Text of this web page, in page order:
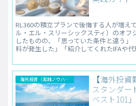
RL360の積立プランで後悔する人が増え
ル・エル・スリーシックスティ）のオフ
したものの、「思っていた条件と違う」
料が発生した」「紹介してくれたIFAや
海外投資（実践ノウハウ）
【海外投資
スタンダー
ベスト101